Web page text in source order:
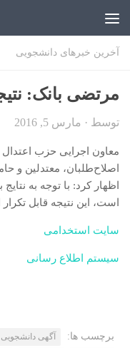
آخرین خبرهای دانشجویی
مرتضی بانک:
توسط · مارس 5, 2016
معاون اجرایی حزب اعتدال و
اصلاح‌طلبان، معتدلین و
اظهار کرد: با توجه به
است، این نتیجه قابل
سایت استخدامی
سیستم اطلاع رسانی
برچسب ها: آگهی دانشجویی